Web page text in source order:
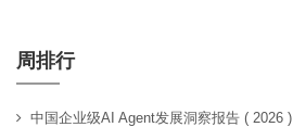
周排行
中国企业级AI Agent发展洞察报告 ( 2026 )